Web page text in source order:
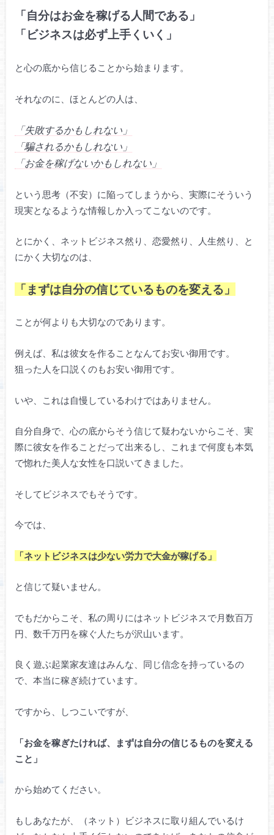
「自分はお金を稼げる人間である」
「ビジネスは必ず上手くいく」
と心の底から信じることから始まります。
それなのに、ほとんどの人は、
「失敗するかもしれない」
「騙されるかもしれない」
「お金を稼げないかもしれない」
という思考（不安）に陥ってしまうから、実際にそういう
現実となるような情報しか入ってこないのです。
とにかく、ネットビジネス然り、恋愛然り、人生然り、と
にかく大切なのは、
「まずは自分の信じているものを変える」
ことが何よりも大切なのであります。
例えば、私は彼女を作ることなんてお安い御用です。
狙った人を口説くのもお安い御用です。
いや、これは自慢しているわけではありません。
自分自身で、心の底からそう信じて疑わないからこそ、実
際に彼女を作ることだって出来るし、これまで何度も本気
で惚れた美人な女性を口説いてきました。
そしてビジネスでもそうです。
今では、
「ネットビジネスは少ない労力で大金が稼げる」
と信じて疑いません。
でもだからこそ、私の周りにはネットビジネスで月数百万
円、数千万円を稼ぐ人たちが沢山います。
良く遊ぶ起業家友達はみんな、同じ信念を持っているの
で、本当に稼ぎ続けています。
ですから、しつこいですが、
「お金を稼ぎたければ、まずは自分の信じるものを変える
こと」
から始めてください。
もしあなたが、（ネット）ビジネスに取り組んでいるけ